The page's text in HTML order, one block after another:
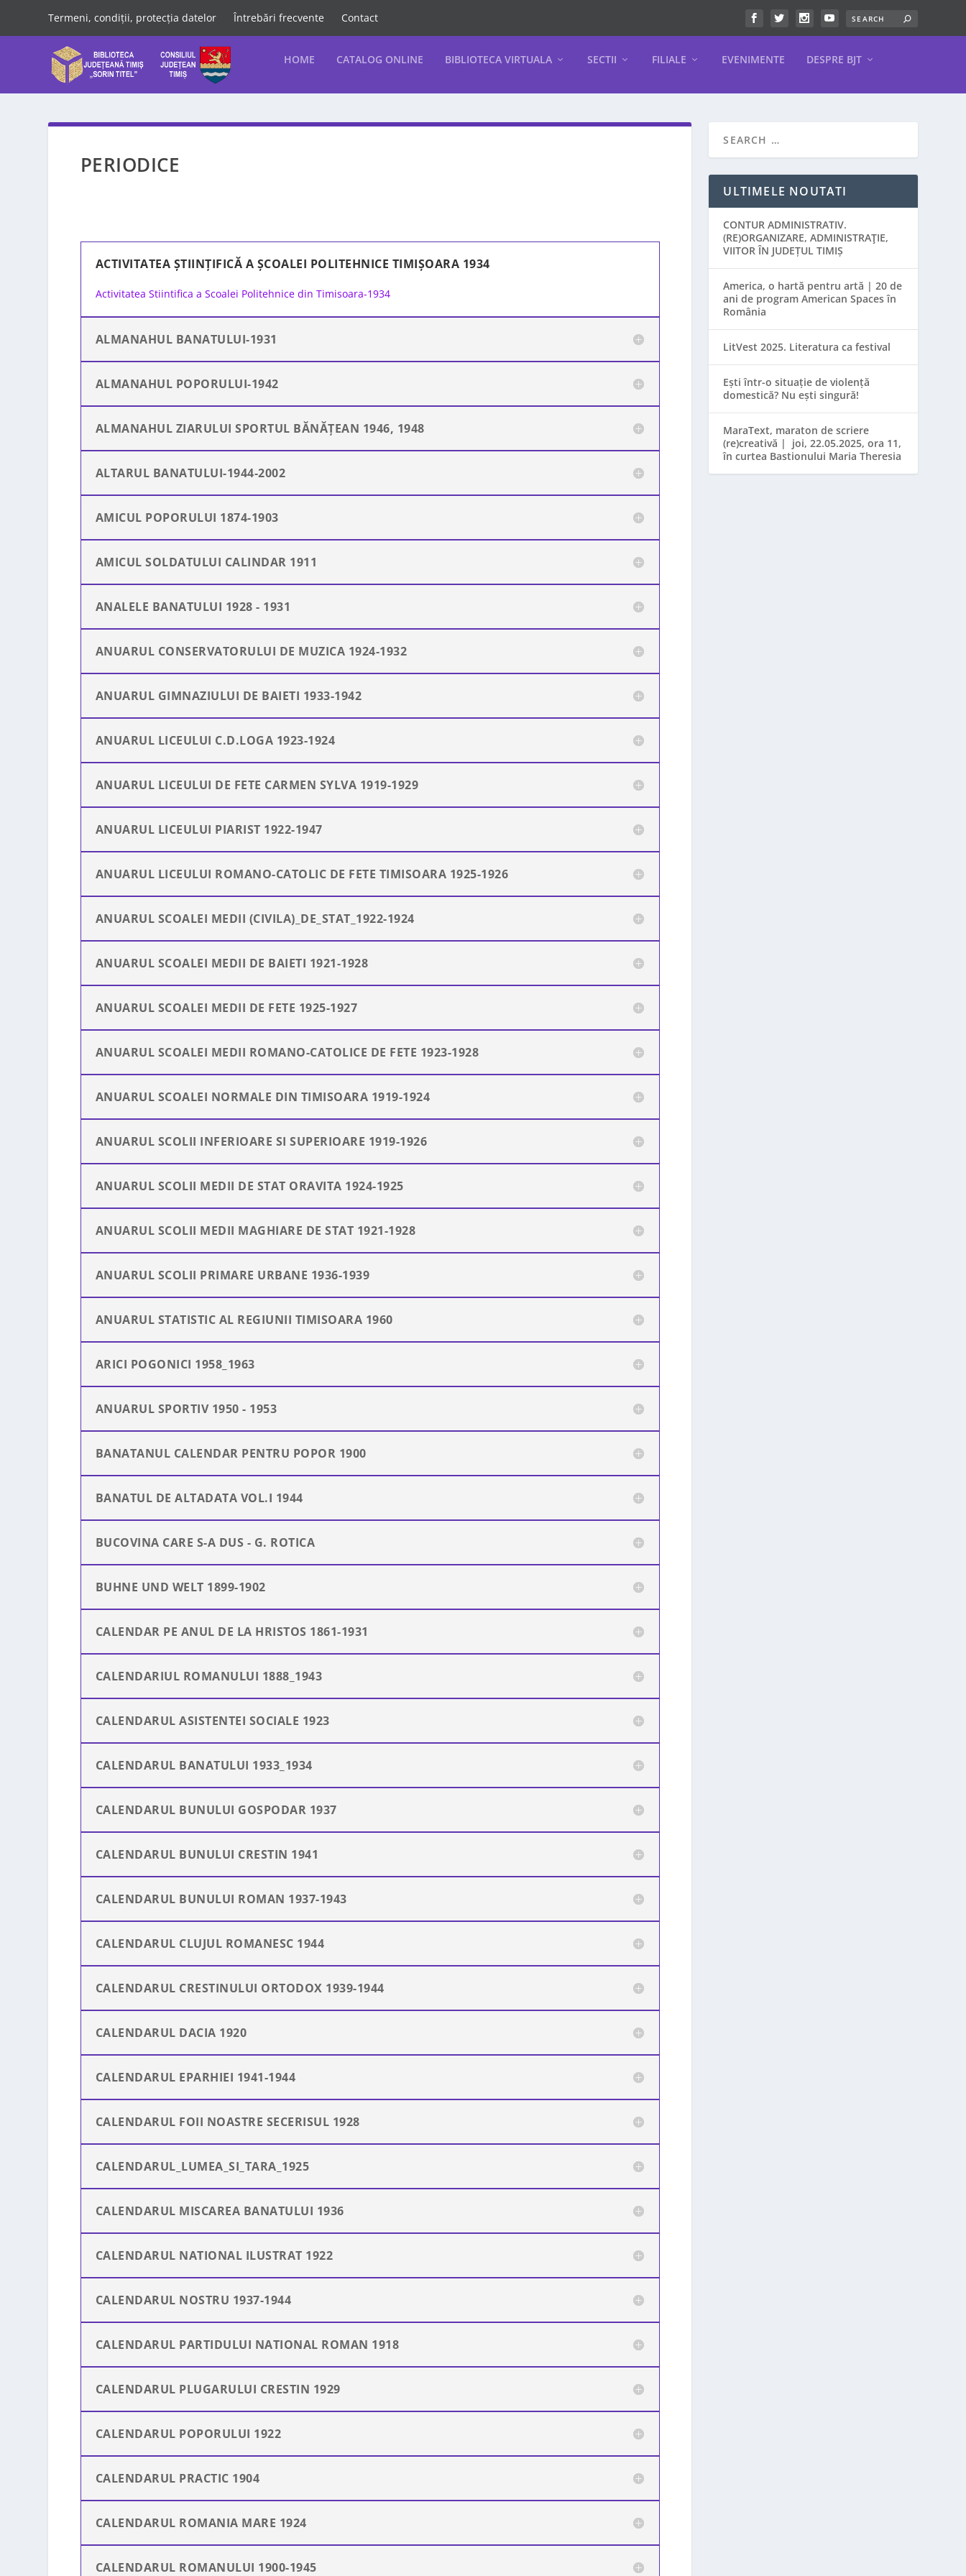
Termeni, condiții, protecția datelor Întrebări frecvente Contact
HOME CATALOG ONLINE BIBLIOTECA VIRTUALA SECTII FILIALE EVENIMENTE DESPRE BJT
PERIODICE
ACTIVITATEA ȘTIINȚIFICĂ A ȘCOALEI POLITEHNICE TIMIȘOARA 1934
Activitatea Stiintifica a Scoalei Politehnice din Timisoara-1934
ALMANAHUL BANATULUI-1931
ALMANAHUL POPORULUI-1942
ALMANAHUL ZIARULUI SPORTUL BĂNĂȚEAN 1946, 1948
ALTARUL BANATULUI-1944-2002
AMICUL POPORULUI 1874-1903
AMICUL SOLDATULUI CALINDAR 1911
ANALELE BANATULUI 1928 - 1931
ANUARUL CONSERVATORULUI DE MUZICA 1924-1932
ANUARUL GIMNAZIULUI DE BAIETI 1933-1942
ANUARUL LICEULUI C.D.LOGA 1923-1924
ANUARUL LICEULUI DE FETE CARMEN SYLVA 1919-1929
ANUARUL LICEULUI PIARIST 1922-1947
ANUARUL LICEULUI ROMANO-CATOLIC DE FETE TIMISOARA 1925-1926
ANUARUL SCOALEI MEDII (CIVILA)_DE_STAT_1922-1924
ANUARUL SCOALEI MEDII DE BAIETI 1921-1928
ANUARUL SCOALEI MEDII DE FETE 1925-1927
ANUARUL SCOALEI MEDII ROMANO-CATOLICE DE FETE 1923-1928
ANUARUL SCOALEI NORMALE DIN TIMISOARA 1919-1924
ANUARUL SCOLII INFERIOARE SI SUPERIOARE 1919-1926
ANUARUL SCOLII MEDII DE STAT ORAVITA 1924-1925
ANUARUL SCOLII MEDII MAGHIARE DE STAT 1921-1928
ANUARUL SCOLII PRIMARE URBANE 1936-1939
ANUARUL STATISTIC AL REGIUNII TIMISOARA 1960
ARICI POGONICI 1958_1963
ANUARUL SPORTIV 1950 - 1953
BANATANUL CALENDAR PENTRU POPOR 1900
BANATUL DE ALTADATA VOL.I 1944
BUCOVINA CARE S-A DUS - G. ROTICA
BUHNE UND WELT 1899-1902
CALENDAR PE ANUL DE LA HRISTOS 1861-1931
CALENDARIUL ROMANULUI 1888_1943
CALENDARUL ASISTENTEI SOCIALE 1923
CALENDARUL BANATULUI 1933_1934
CALENDARUL BUNULUI GOSPODAR 1937
CALENDARUL BUNULUI CRESTIN 1941
CALENDARUL BUNULUI ROMAN 1937-1943
CALENDARUL CLUJUL ROMANESC 1944
CALENDARUL CRESTINULUI ORTODOX 1939-1944
CALENDARUL DACIA 1920
CALENDARUL EPARHIEI 1941-1944
CALENDARUL FOII NOASTRE SECERISUL 1928
CALENDARUL_LUMEA_SI_TARA_1925
CALENDARUL MISCAREA BANATULUI 1936
CALENDARUL NATIONAL ILUSTRAT 1922
CALENDARUL NOSTRU 1937-1944
CALENDARUL PARTIDULUI NATIONAL ROMAN 1918
CALENDARUL PLUGARULUI CRESTIN 1929
CALENDARUL POPORULUI 1922
CALENDARUL PRACTIC 1904
CALENDARUL ROMANIA MARE 1924
CALENDARUL ROMANULUI 1900-1945
ULTIMELE NOUTATI
CONTUR ADMINISTRATIV.
(RE)ORGANIZARE, ADMINISTRAŢIE,
VIITOR ÎN JUDEȚUL TIMIȘ
America, o hartă pentru artă | 20 de
ani de program American Spaces în
România
LitVest 2025. Literatura ca festival
Ești într-o situație de violență
domestică? Nu ești singură!
MaraText, maraton de scriere
(re)creativă | joi, 22.05.2025, ora 11,
în curtea Bastionului Maria Theresia